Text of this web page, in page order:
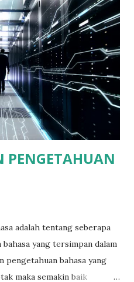
jadi diperkirakan
perjalanan Kaltim ke
rooftop ada tempat duduk di
fery. Saat itu bulan
langit yang cerah
terang dan jelas. Sambil
bulan dan bintang yang
hembusan angin laut malam
PENGETAHUAN
adalah tentang seberapa
yang tersimpan dalam
pengetahuan bahasa yang
maka semakin baik